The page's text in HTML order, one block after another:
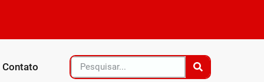
para com formação de 106 novos oficiais
de Quebra Linha e Faz Tudo
Contato